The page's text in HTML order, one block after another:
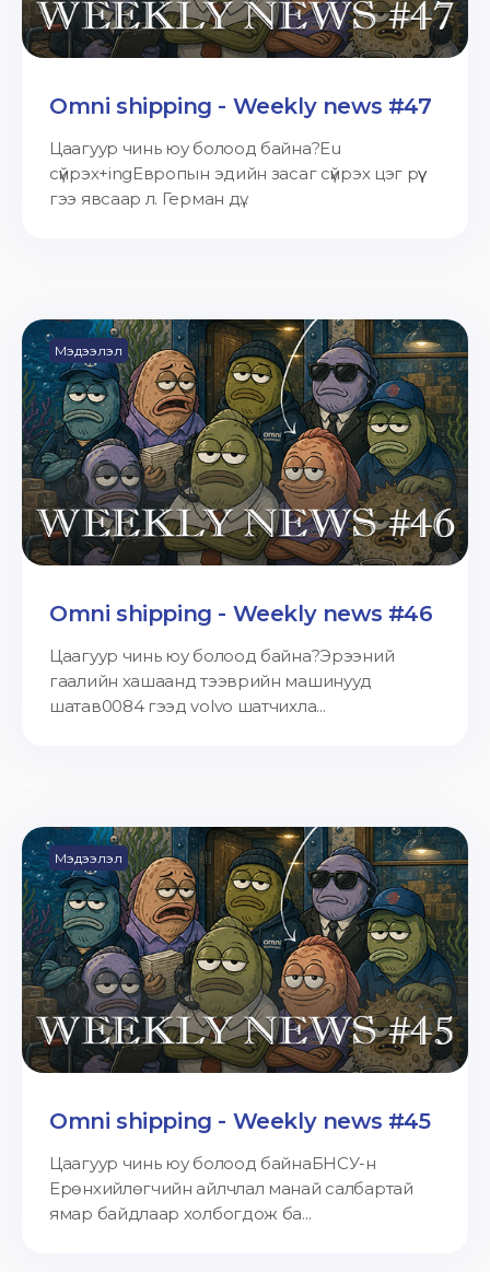
Omni shipping - Weekly news #47
Цаагуур чинь юу болоод байна?Eu
сүйрэх+ingЕвропын эдийн засаг сүйрэх цэг рүү
гээ явсаар л. Герман дү...
Мэдээлэл
Omni shipping - Weekly news #46
Цаагуур чинь юу болоод байна?Эрээний
гаалийн хашаанд тээврийн машинууд
шатав0084 гээд volvo шатчихла...
Мэдээлэл
Omni shipping - Weekly news #45
Цаагуур чинь юу болоод байнаБНСУ-н
Ерөнхийлөгчийн айлчлал манай салбартай
ямар байдлаар холбогдож ба...